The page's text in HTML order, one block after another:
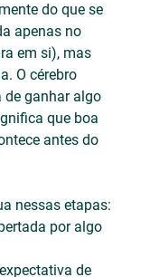
do que se
apenas no
em si), mas
O cérebro
de ganhar algo
que boa
antes do
nessas etapas: